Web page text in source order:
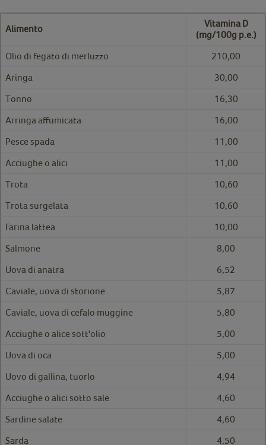
Alimento
Vitamina D
(mg/100g p.e.)
Olio di fegato di merluzzo
210,00
Aringa
30,00
Tonno
16,30
Arringa affumicata
16,00
Pesce spada
11,00
Acciughe o alici
11,00
Trota
10,60
Trota surgelata
10,60
Farina lattea
10,00
Salmone
8,00
Uova di anatra
6,52
Caviale, uova di storione
5,87
Caviale, uova di cefalo muggine
5,80
Acciughe o alice sott'olio
5,00
Uova di oca
5,00
Uovo di gallina, tuorlo
4,94
Acciughe o alici sotto sale
4,60
Sardine salate
4,60
Sarda
4,50